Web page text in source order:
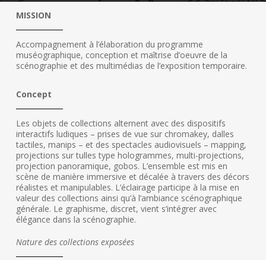
MISSION
Accompagnement à l’élaboration du programme
muséographique, conception et maîtrise d’oeuvre de la
scénographie et des multimédias de l’exposition temporaire.
Concept
Les objets de collections alternent avec des dispositifs
interactifs ludiques – prises de vue sur chromakey, dalles
tactiles, manips – et des spectacles audiovisuels – mapping,
projections sur tulles type hologrammes, multi-projections,
projection panoramique, gobos. L’ensemble est mis en
scène de manière immersive et décalée à travers des décors
réalistes et manipulables. L’éclairage participe à la mise en
valeur des collections ainsi qu’à l’ambiance scénographique
générale. Le graphisme, discret, vient s’intégrer avec
élégance dans la scénographie.
Nature des collections exposées